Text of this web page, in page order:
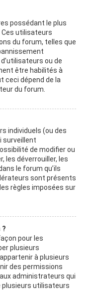
possédant le plus
Ces utilisateurs
du forum, telles que
ou de
être habilités à
ceci dépend de la
du forum.
individuels (ou des
surveillent
de modifier ou
les déverrouiller, les
le forum qu’ils
sont présents
règles imposées sur
?
pour les
plusieurs
à plusieurs
des permissions
administrateurs qui
plusieurs utilisateurs